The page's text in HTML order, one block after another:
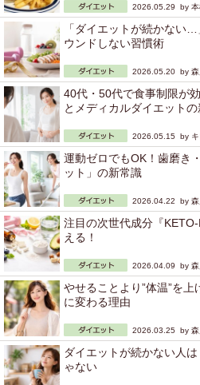
2026.05.29 by
「ダイエットが続かない
ウンドしない習慣術
2026.05.20 by
40代・50代で食事制限が
とメディカルダイエット
2026.05.15 by
運動ゼロでもOK！歯磨き
ット」の新常識
2026.04.22 by
注目の次世代成分『
える！
2026.04.09 by
やせることより”体温”を
に変わる理由
2026.03.25 by
ダイエットが続かない人
ゃない